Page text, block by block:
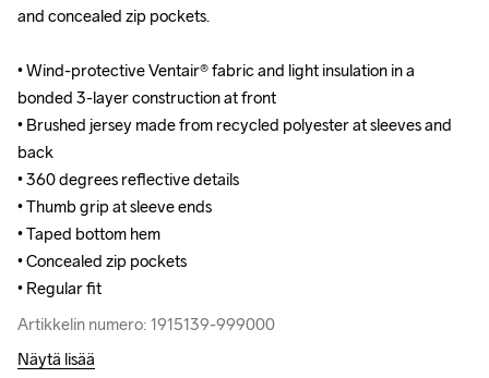
and concealed zip pockets.
• Wind-protective Ventair® fabric and light insulation in a
bonded 3-layer construction at front
• Brushed jersey made from recycled polyester at sleeves and
back
• 360 degrees reflective details
• Thumb grip at sleeve ends
• Taped bottom hem
• Concealed zip pockets
• Regular fit
Artikkelin numero: 1915139-999000
and concealed zip pockets.
• Wind-protective Ventair® fabric and light insulation in a
bonded 3-layer construction at front
• Brushed jersey made from recycled polyester at sleeves and
back
• 360 degrees reflective details
• Thumb grip at sleeve ends
• Taped bottom hem
• Concealed zip pockets
• Regular fit
Artikkelin numero: 1915139-999000
Näytä lisää